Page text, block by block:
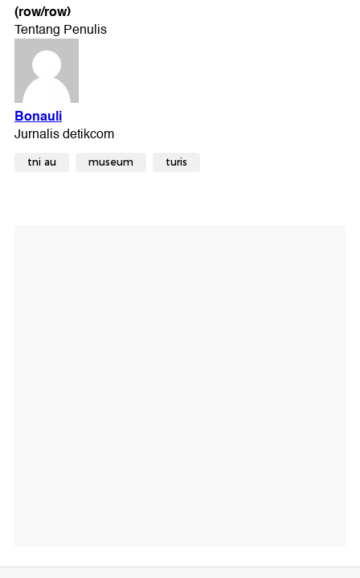
(row/row)
tni au museum turis